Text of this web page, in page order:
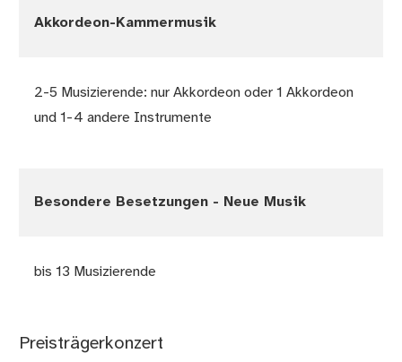
Akkordeon-Kammermusik
2-5 Musizierende: nur Akkordeon oder 1 Akkordeon
und 1-4 andere Instrumente
Besondere Besetzungen - Neue Musik
bis 13 Musizierende
Preisträgerkonzert